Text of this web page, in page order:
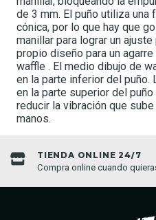
de 3 mm. El puño utiliza una
cónica, por lo que hay que
manillar para lograr un
propio diseño para un
waffle . El medio dibujo de
en la parte inferior del puño.
en la parte superior del
reducir la vibración que
manos.
TIENDA ONLINE 24/7
Compra online cuando